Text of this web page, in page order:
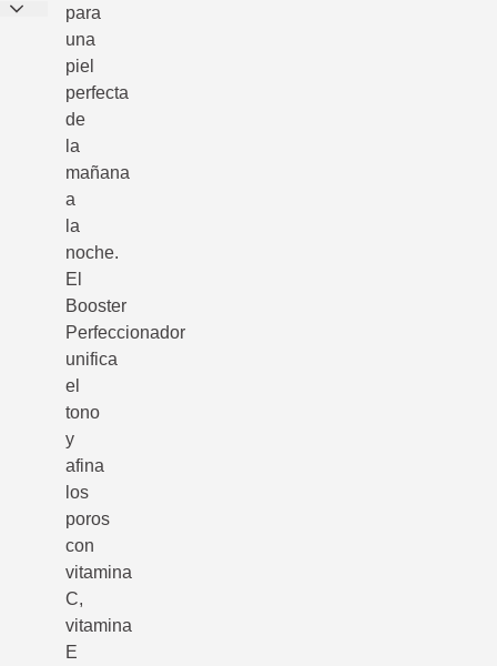
para
una
piel
perfecta
de
la
mañana
a
la
noche.
El
Booster
Perfeccionador
unifica
el
tono
y
afina
los
poros
con
vitamina
C,
vitamina
E